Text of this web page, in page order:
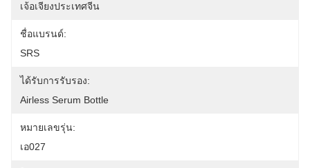
เจ้อเจียงประเทศจีน
ชื่อแบรนด์:
SRS
ได้รับการรับรอง:
Airless Serum Bottle
หมายเลขรุ่น:
เอ027